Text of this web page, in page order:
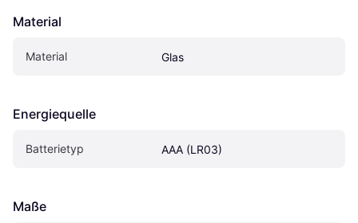
Material
Material Glas
Energiequelle
Batterietyp AAA (LR03)
Maße